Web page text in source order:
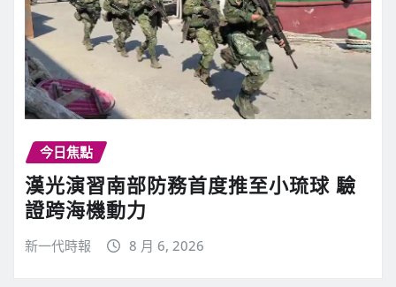
今日焦點
漢光演習南部防務首度推至小琉球 驗
證跨海機動力
新一代時報 8 月 6, 2026